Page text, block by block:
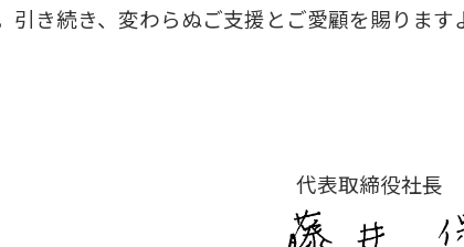
引き続き、変わらぬご支援とご愛顧を賜ります
代表取締役